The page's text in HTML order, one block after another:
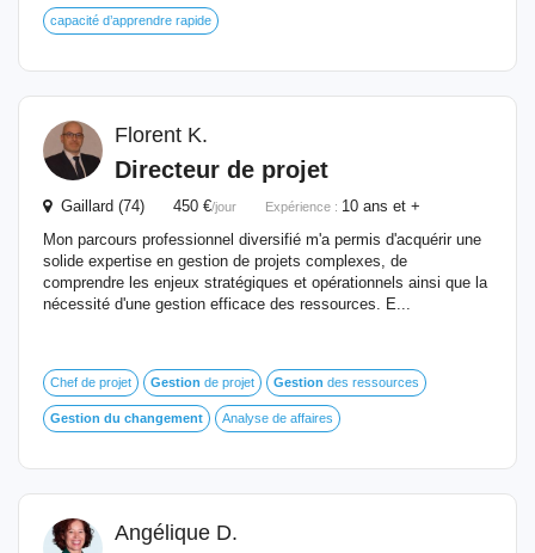
capacité d’apprendre rapide
Florent K.
Directeur de projet
Gaillard (74) 450 €/jour Expérience : 10 ans et +
Mon parcours professionnel diversifié m'a permis d'acquérir une
solide expertise en gestion de projets complexes, de
comprendre les enjeux stratégiques et opérationnels ainsi que la
nécessité d'une gestion efficace des ressources. E...
Chef de projet Gestion de projet Gestion des ressources
Gestion du changement Analyse de affaires
Angélique D.